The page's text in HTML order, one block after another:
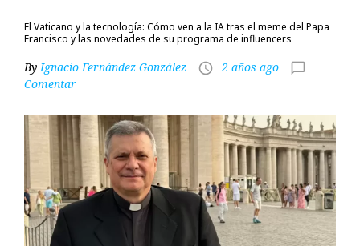
El Vaticano y la tecnología: Cómo ven a la IA tras el meme del Papa
Francisco y las novedades de su programa de influencers
ByIgnacio Fernández González access_time 2 años ago chat_bubble_outline
Comentar